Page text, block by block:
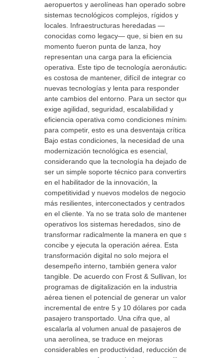
aeropuertos y aerolíneas han operado sobre
sistemas tecnológicos complejos, rígidos y
locales. Infraestructuras heredadas —
conocidas como legacy— que, si bien en su
momento fueron punta de lanza, hoy
representan una carga para la eficiencia
operativa. Este tipo de tecnología aeronáutica
es costosa de mantener, difícil de integrar con
nuevas tecnologías y lenta para responder
ante cambios del entorno. Para un sector que
exige agilidad, seguridad, escalabilidad y
eficiencia operativa como condiciones mínimas
para competir, esto es una desventaja crítica.
Bajo estas condiciones, la necesidad de una
modernización tecnológica es esencial,
considerando que la tecnología ha dejado de
ser un simple soporte técnico para convertirse
en el habilitador de la innovación, la
competitividad y nuevos modelos de negocio
más resilientes, interconectados y centrados
en el cliente. Ya no se trata solo de mantener
operativos los sistemas heredados, sino de
transformar radicalmente la manera en que se
concibe y ejecuta la operación aérea. Esta
transformación digital no solo mejora el
desempeño interno, también genera valor
tangible. De acuerdo con Frost & Sullivan, los
programas de digitalización en la industria
aérea tienen el potencial de generar un valor
incremental de entre 5 y 10 dólares por cada
pasajero transportado. Una cifra que, al
escalarla al volumen anual de pasajeros de
una aerolínea, se traduce en mejoras
considerables en productividad, reducción de